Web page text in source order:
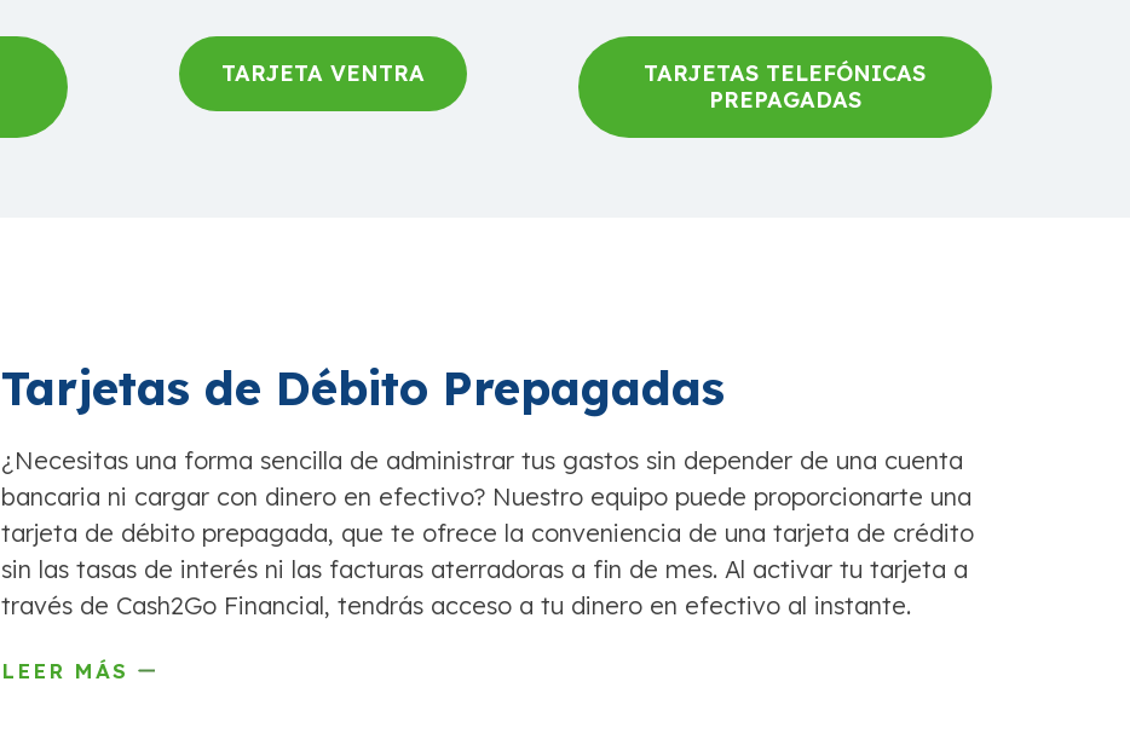
TARJETA VENTRA
TARJETAS TELEFÓNICAS
PREPAGADAS
Tarjetas de Débito Prepagadas
¿Necesitas una forma sencilla de administrar tus gastos sin depender de una cuenta
bancaria ni cargar con dinero en efectivo? Nuestro equipo puede proporcionarte una
tarjeta de débito prepagada, que te ofrece la conveniencia de una tarjeta de crédito
sin las tasas de interés ni las facturas aterradoras a fin de mes. Al activar tu tarjeta a
través de Cash2Go Financial, tendrás acceso a tu dinero en efectivo al instante.
LEER MÁS